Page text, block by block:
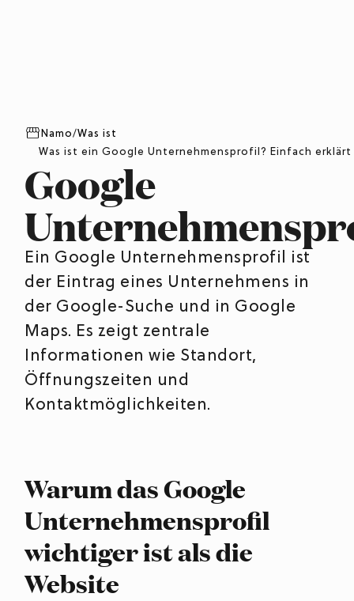
Namo/Was ist
Was ist ein Google Unternehmensprofil? Einfach erklärt
Google
Ein Google Unternehmensprofil ist
der Eintrag eines Unternehmens in
der Google-Suche und in Google
Maps. Es zeigt zentrale
Informationen wie Standort,
Öffnungszeiten und
Kontaktmöglichkeiten.
Warum das Google
Unternehmensprofil
wichtiger ist als die
Website